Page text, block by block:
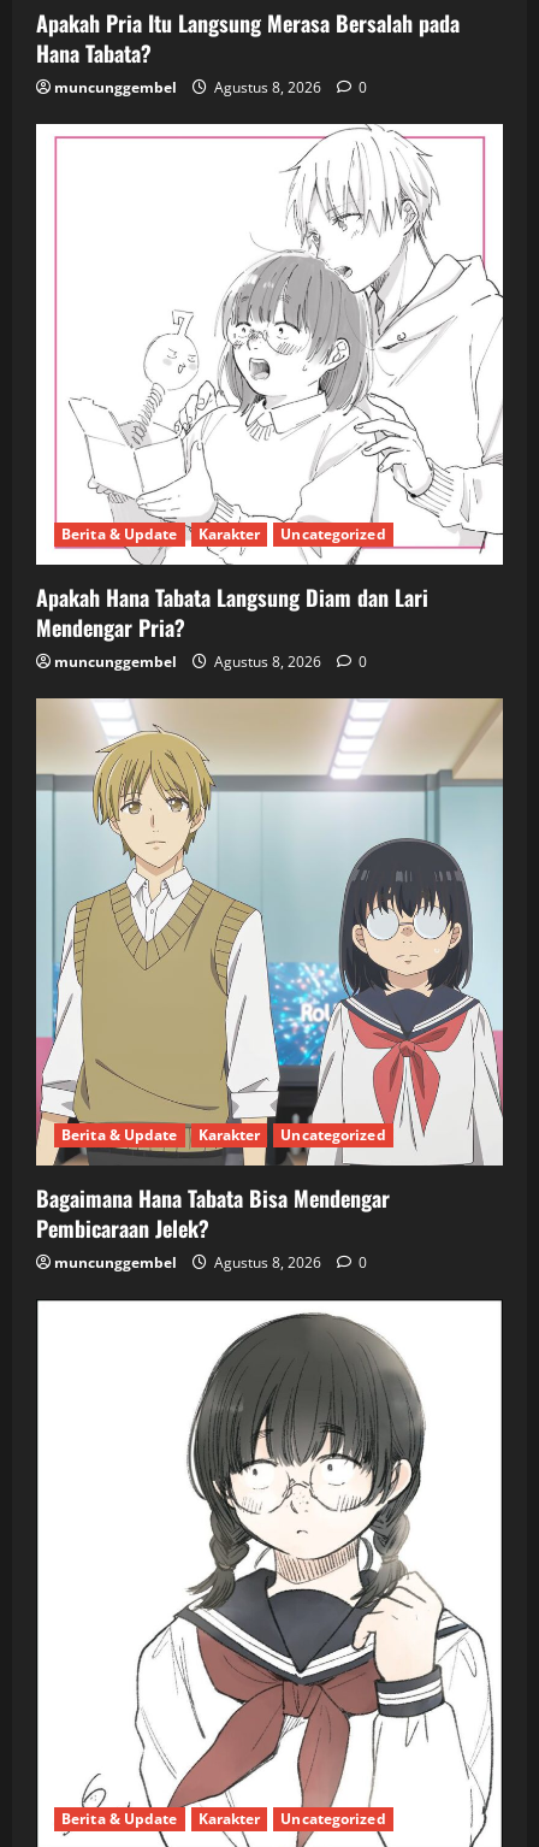
Apakah Pria Itu Langsung Merasa Bersalah pada
Hana Tabata?
muncunggembel Agustus 8, 2026 0
Berita & Update Karakter Uncategorized
Apakah Hana Tabata Langsung Diam dan Lari
Mendengar Pria?
muncunggembel Agustus 8, 2026 0
Berita & Update Karakter Uncategorized
Bagaimana Hana Tabata Bisa Mendengar
Pembicaraan Jelek?
muncunggembel Agustus 8, 2026 0
Berita & Update Karakter Uncategorized